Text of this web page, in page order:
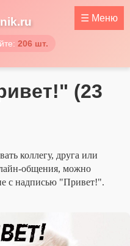
206 шт.
☰ Меню
(23
коллегу, друга или
общения, можно
с надписью "Привет!".